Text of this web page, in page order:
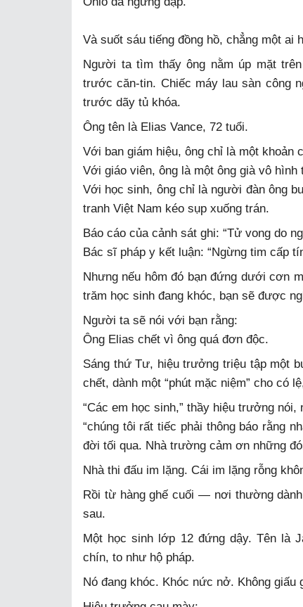
Và suốt sáu tiếng đồng hồ, chẳng một
Người ta tìm thấy ông nằm úp mặt
trước căn-tin. Chiếc máy lau sàn công
trước dãy tủ khóa.
Ông tên là Elias Vance, 72 tuổi.
Với ban giám hiệu, ông chỉ là một khoản
Với giáo viên, ông là một ông già vô
Với học sinh, ông chỉ là người đàn ông
tranh Việt Nam kéo sụp xuống trán.
Báo cáo của cảnh sát ghi: “Tử vong do
Bác sĩ pháp y kết luận: “Ngừng tim cấp
Nhưng nếu hôm đó bạn đứng dưới cơn
trăm học sinh đang khóc, bạn sẽ được
Người ta sẽ nói với bạn rằng:
Ông Elias chết vì ông quá đơn độc.
Sáng thứ Tư, hiệu trưởng triệu tập một
chết, dành một “phút mặc niệm” cho có
“Các em học sinh,” thầy hiệu trưởng nói,
“chúng tôi rất tiếc phải thông báo rằng
đời tối qua. Nhà trường cảm ơn những
Nhà thi đấu im lặng. Cái im lặng rỗng
Rồi từ hàng ghế cuối — nơi thường
sau.
Một học sinh lớp 12 đứng dậy. Tên là
chín, to như hộ pháp.
Nó đang khóc. Khóc nức nở. Không giấu